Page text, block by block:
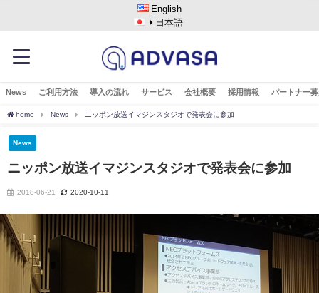
English
日本語
News ご利用方法 導入の流れ サービス 会社概要 採用情報 パートナー
home News ニッポン放送イマジンスタジオで発表会に参加
News
ニッポン放送イマジンスタジオで発表会に参加
2018-06-21 2020-10-11